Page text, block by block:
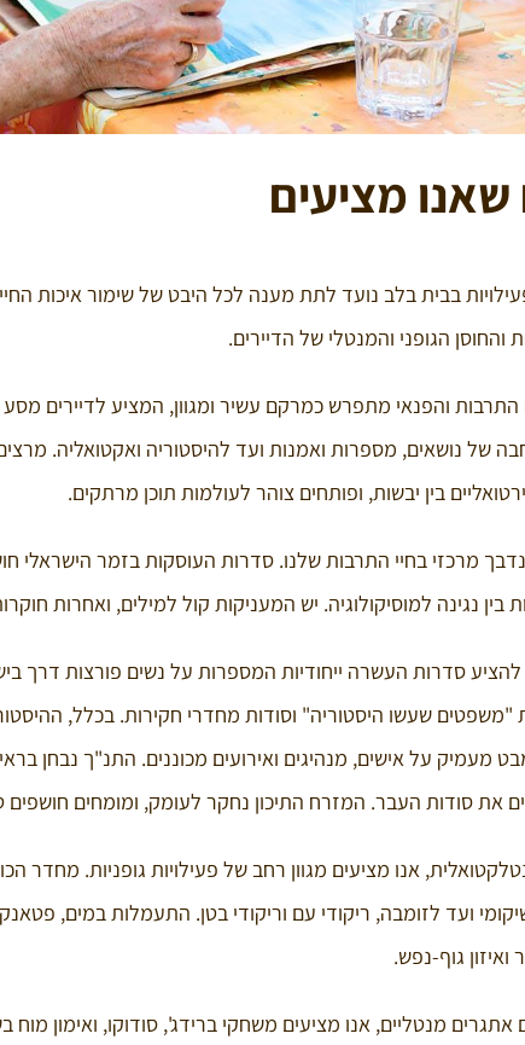
שאנו מציעים
בבית בלב נועד לתת מענה לכל היבט של שימור איכות
הגופני והמנטלי של הדיירים.
והפנאי מתפרש כמרקם עשיר ומגוון, המציע לדיירים
של נושאים, מספרות ואמנות ועד להיסטוריה ואקטואליה.
בין יבשות, ופותחים צוהר לעולמות תוכן מרתקים.
מרכזי בחיי התרבות שלנו. סדרות העוסקות בזמר הישראלי
בין נגינה למוסיקולוגיה. יש המעניקות קול למילים, ואחרות
להציע סדרות העשרה ייחודיות המספרות על נשים פורצות דרך
שעשו היסטוריה" וסודות מחדרי חקירות. בכלל,
מעמיק על אישים, מנהיגים ואירועים מכוננים. התנ"ך נבחן
את סודות העבר. המזרח התיכון נחקר לעומק, ומומחים חושפים
אנו מציעים מגוון רחב של פעילויות גופניות. מחדר
ועד לזומבה, ריקודי עם וריקודי בטן. התעמלות במים,
גוף-נפש.
מנטליים, אנו מציעים משחקי ברידג', סודוקו, ואימון מוח